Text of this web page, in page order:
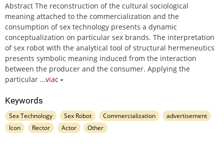
Abstract The reconstruction of the cultural sociological
meaning attached to the commercialization and the
consumption of sex technology presents a dynamic
conceptualization on particular sex brands. The interpretation
of sex robot with the analytical tool of structural hermeneutics
presents symbolic meaning induced from the interaction
between the producer and the consumer. Applying the
particular …viac
Keywords
Sex Technology Sex Robot Commercialization
advertisement
Icon
Rector Actor Other